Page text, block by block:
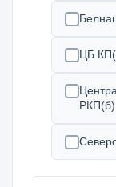
ЦБ
РКП(б)